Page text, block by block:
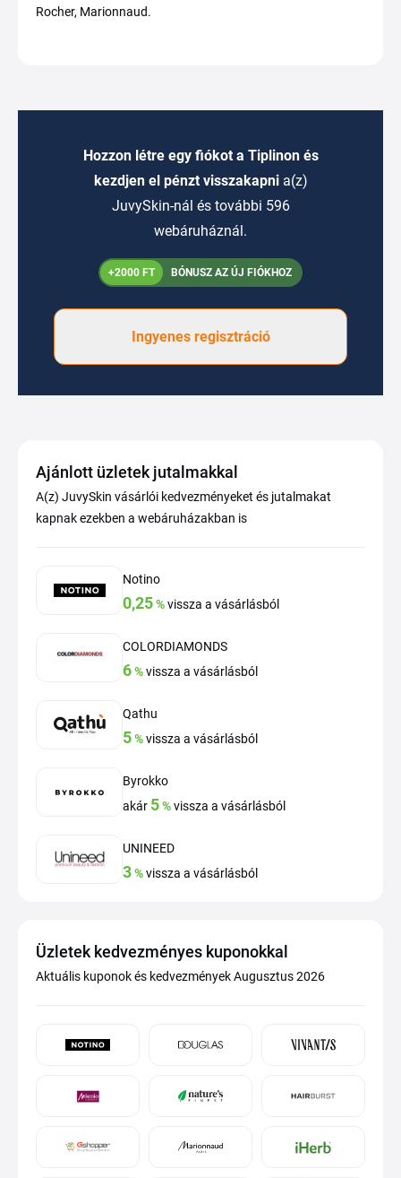
Rocher, Marionnaud.
Hozzon létre egy fiókot a Tiplinon és
kezdjen el pénzt visszakapni a(z)
JuvySkin-nál és további 596
webáruháznál.
+2000 FT BÓNUSZ AZ ÚJ FIÓKHOZ
Ingyenes regisztráció
Ajánlott üzletek jutalmakkal
A(z) JuvySkin vásárlói kedvezményeket és jutalmakat
kapnak ezekben a webáruházakban is
Notino
0,25%vissza a vásárlásból
COLORDIAMONDS
6%vissza a vásárlásból
Qathu
5%vissza a vásárlásból
Byrokko
akár 5%vissza a vásárlásból
UNINEED
3%vissza a vásárlásból
Üzletek kedvezményes kuponokkal
Aktuális kuponok és kedvezmények Augusztus 2026